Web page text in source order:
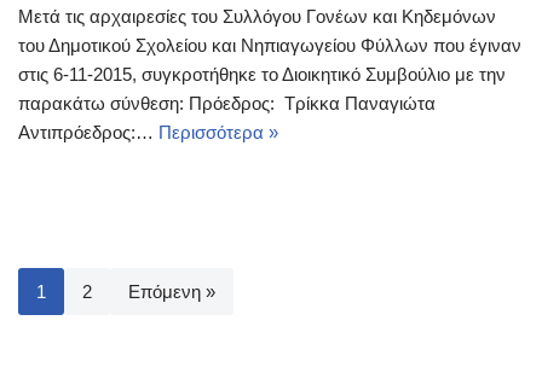
Μετά τις αρχαιρεσίες του Συλλόγου Γονέων και Κηδεμόνων
του Δημοτικού Σχολείου και Νηπιαγωγείου Φύλλων που έγιναν
στις 6-11-2015, συγκροτήθηκε το Διοικητικό Συμβούλιο με την
παρακάτω σύνθεση: Πρόεδρος: Τρίκκα Παναγιώτα
Αντιπρόεδρος:… Περισσότερα »
1 2 Επόμενη »